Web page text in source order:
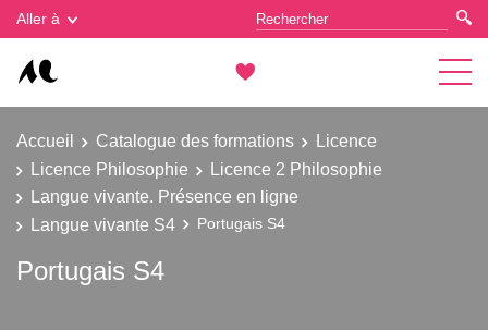
Aller à
Accueil Catalogue des formations
Licence
Licence Philosophie
Licence 2 Philosophie
Langue vivante. Présence en ligne
Langue vivante S4
Portugais S4
Portugais S4
Gestion des cookies